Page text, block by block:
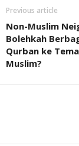
Previous article
Non-Muslim
Bolehkah
Qurban ke
Muslim?